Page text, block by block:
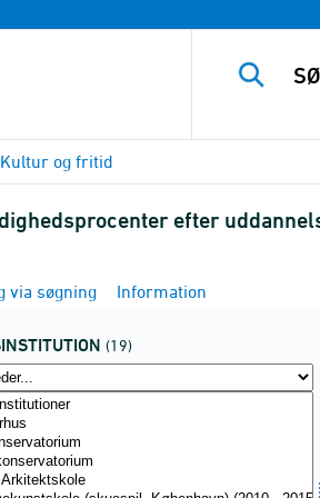
Kultur og fritid
efter
via søgning Information
(19)